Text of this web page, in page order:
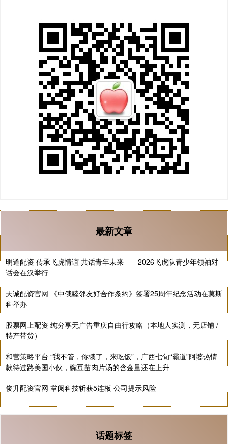
最新文章
明道配资 传承飞虎情谊 共话青年未来——2026飞虎队青少年领袖对
话会在汉举行
天诚配资官网 《中俄睦邻友好合作条约》签署25周年纪念活动在莫斯
科举办
股票网上配资 纯分享无广告重庆自由行攻略（本地人实测，无店铺 /
特产带货）
和营策略平台 “我不管，你饿了，来吃饭”，广西七旬“霸道”阿婆热情
款待过路美国小伙，豌豆苗肉片汤的含金量还在上升
俊升配资官网 掌阅科技斩获5连板 公司提示风险
话题标签